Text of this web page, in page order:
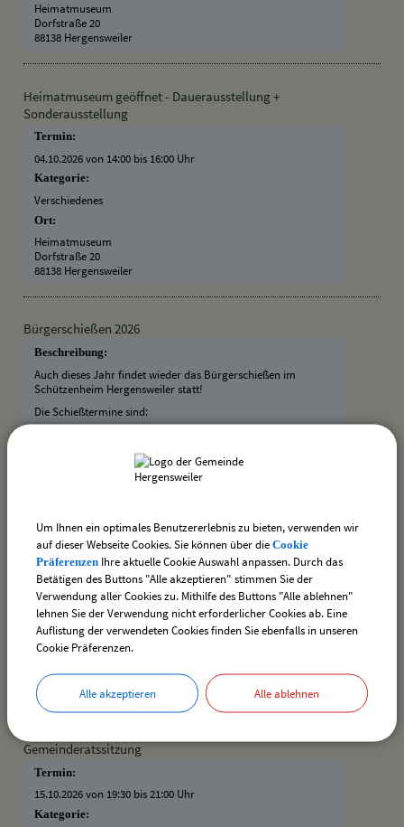
Heimatmuseum
Dorfstraße 20
88138 Hergensweiler
Heimatmuseum geöffnet - Dauerausstellung +
Sonderausstellung
Termin:
04.10.2026 von 14:00 bis 16:00 Uhr
Kategorie:
Verschiedenes
Ort:
Heimatmuseum
Dorfstraße 20
88138 Hergensweiler
Bürgerschießen 2026
Beschreibung:
Auch dieses Jahr findet wieder das Bürgerschießen im
Schützenheim Hergensweiler statt!
Die Schießtermine sind:
31.10.2026 (Siegerehrung)
Termin:
07.10.2026–31.10.2026
Kategorie:
Vereine
Bahnhofstraße 24
88138 Hergensweiler
Gemeinderatssitzung
Termin:
15.10.2026 von 19:30 bis 21:00 Uhr
Kategorie:
Um Ihnen ein optimales Benutzererlebnis zu bieten, verwenden wir
auf dieser Webseite Cookies. Sie können über die Cookie
Präferenzen Ihre aktuelle Cookie Auswahl anpassen. Durch das
Betätigen des Buttons "Alle akzeptieren" stimmen Sie der
Verwendung aller Cookies zu. Mithilfe des Buttons "Alle ablehnen"
lehnen Sie der Verwendung nicht erforderlicher Cookies ab. Eine
Auflistung der verwendeten Cookies finden Sie ebenfalls in unseren
Cookie Präferenzen.
Alle akzeptieren Alle ablehnen